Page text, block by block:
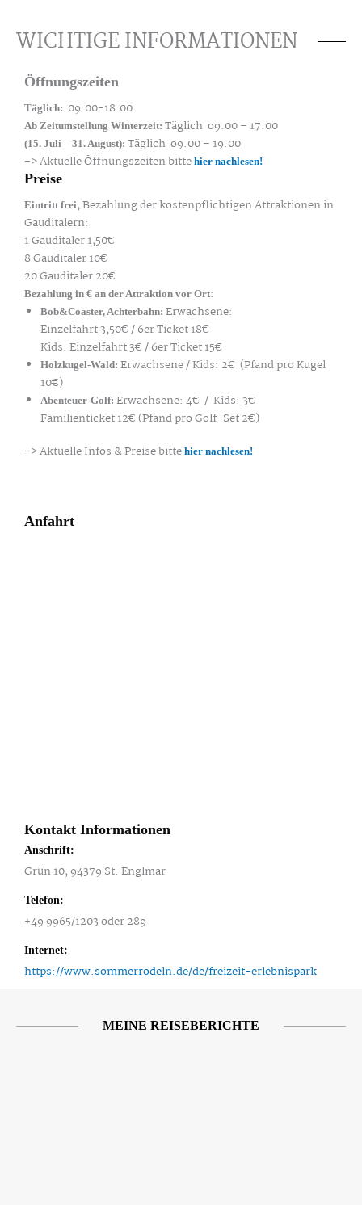
WICHTIGE INFORMATIONEN
Öffnungszeiten
Täglich: 09.00-18.00
Ab Zeitumstellung Winterzeit: Täglich o9.00 – 17.00
(15. Juli – 31. August): Täglich o9.00 – 19.00
-> Aktuelle Öffnungszeiten bitte hier nachlesen!
Preise
Eintritt frei, Bezahlung der kostenpflichtigen Attraktionen in
Gauditalern:
1 Gauditaler 1,50€
8 Gauditaler 10€
20 Gauditaler 20€
Bezahlung in € an der Attraktion vor Ort:
Bob&Coaster, Achterbahn: Erwachsene:
Einzelfahrt 3,50€ / 6er Ticket 18€
Kids: Einzelfahrt 3€ / 6er Ticket 15€
Holzkugel-Wald: Erwachsene / Kids: 2€ (Pfand pro Kugel
10€)
Abenteuer-Golf: Erwachsene: 4€ / Kids: 3€
Familienticket 12€ (Pfand pro Golf-Set 2€)
-> Aktuelle Infos & Preise bitte hier nachlesen!
Anfahrt
Kontakt Informationen
Anschrift:
Grün 10, 94379 St. Englmar
Telefon:
+49 9965/1203 oder 289
Internet:
https://www.sommerrodeln.de/de/freizeit-erlebnispark
MEINE REISEBERICHTE